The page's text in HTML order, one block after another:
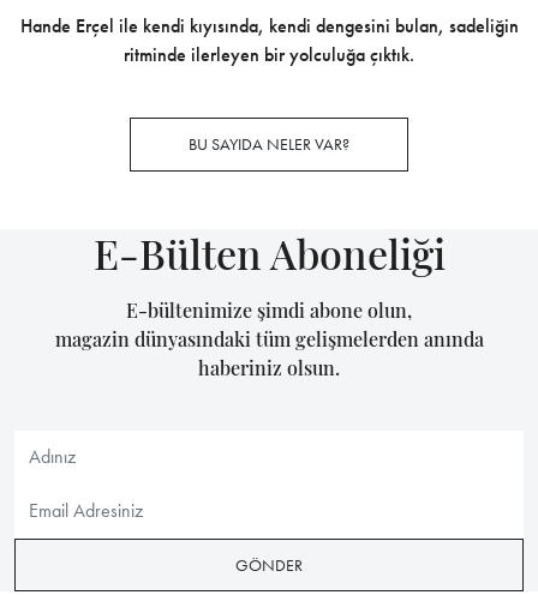
Hande Erçel ile kendi kıyısında, kendi dengesini bulan, sadeliğin
ritminde ilerleyen bir yolculuğa çıktık.
BU SAYIDA NELER VAR?
E-Bülten Aboneliği
E-bültenimize şimdi abone olun,
magazin dünyasındaki tüm gelişmelerden anında
haberiniz olsun.
GÖNDER